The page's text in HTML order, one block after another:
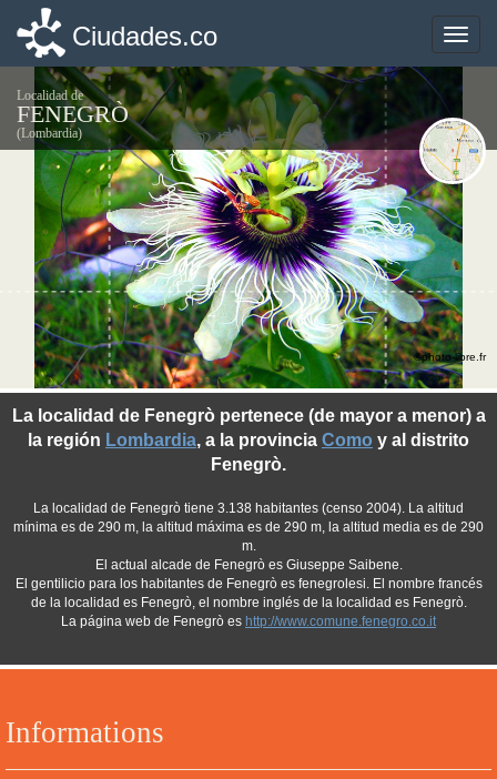
Toggle
Ciudades.co
Localidad de
FENEGRÒ
(Lombardia)
Informations
La localidad de Fenegrò pertenece (de mayor a menor) a
la región Lombardia, a la provincia Como y al distrito
Fenegrò.
La localidad de Fenegrò tiene 3.138 habitantes (censo 2004). La altitud
mínima es de 290 m, la altitud máxima es de 290 m, la altitud media es de 290
m.
El actual alcade de Fenegrò es Giuseppe Saibene.
El gentilicio para los habitantes de Fenegrò es fenegrolesi. El nombre francés
de la localidad es Fenegrò, el nombre inglés de la localidad es Fenegrò.
La página web de Fenegrò es http://www.comune.fenegro.co.it
©photo-libre.fr
Toggle
Ciudades.co